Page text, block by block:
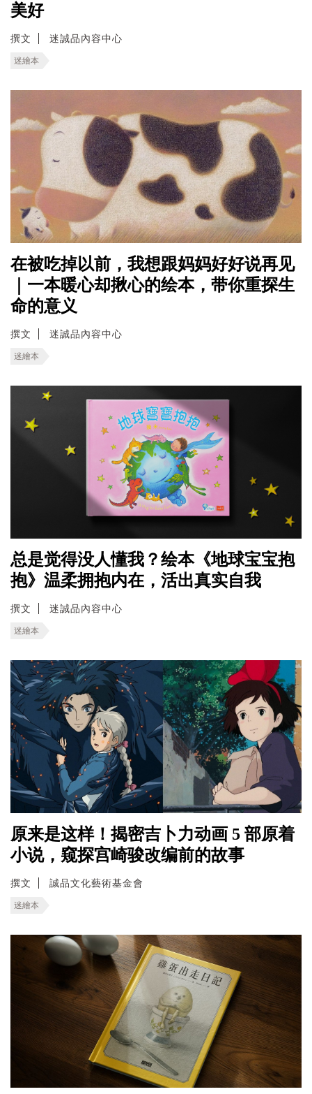
美好
撰文 迷誠品內容中心
迷繪本
在被吃掉以前，我想跟妈妈好好说再见
｜一本暖心却揪心的绘本，带你重探生
命的意义
撰文 迷誠品內容中心
迷繪本
总是觉得没人懂我？绘本《地球宝宝抱
抱》温柔拥抱内在，活出真实自我
撰文 迷誠品內容中心
迷繪本
原来是这样！揭密吉卜力动画 5 部原着
小说，窥探宫崎骏改编前的故事
撰文 誠品文化藝術基金會
迷繪本